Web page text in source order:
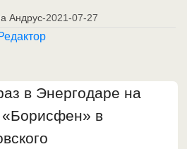
Андрус-2021-07-27
в Энергодаре на
«Борисфен» в